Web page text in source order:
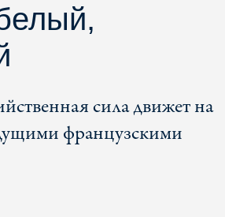
сила движет на
французскими